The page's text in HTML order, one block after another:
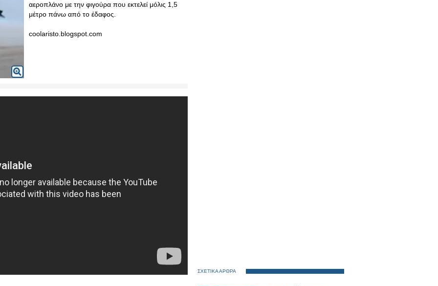
αεροπλάνο με την φιγούρα που εκτελεί μόλις 1,5
μέτρο πάνω από το έδαφος.
coolaristo.blogspot.com
ΣΧΕΤΙΚΑ ΑΡΘΡΑ